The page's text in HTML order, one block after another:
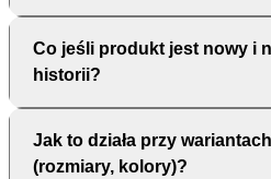
Najczęściej pokazuje się ją wtedy,
komunikowany jako przeceniony,
promocyjną i widać przekreśloną
robisz obniżki, a jedynie zmieniasz
praktyce nie ma sensu wyświetlać
Co jeśli produkt jest nowy i
historii?
Wtedy w zależności od ustawień i
Jak to działa przy
(rozmiary, kolory)?